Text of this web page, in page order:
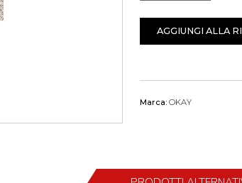
AGGIUNGI ALLA
Marca: OKAY